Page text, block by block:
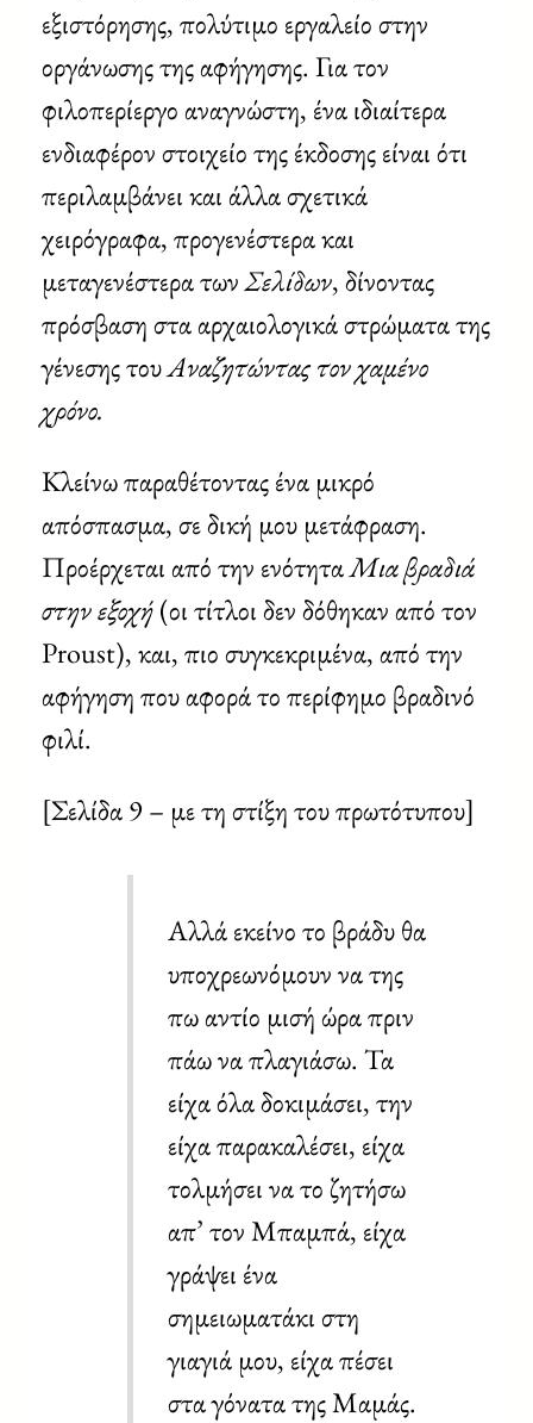
εξιστόρησης, πολύτιμο εργαλείο στην
οργάνωσης της αφήγησης. Για τον
φιλοπερίεργο αναγνώστη, ένα ιδιαίτερα
ενδιαφέρον στοιχείο της έκδοσης είναι ότι
περιλαμβάνει και άλλα σχετικά
χειρόγραφα, προγενέστερα και
μεταγενέστερα τωνΣελίδων, δίνοντας
πρόσβαση στα αρχαιολογικά στρώματα της
γένεσης τουΑναζητώντας τον χαμένο
χρόνο.
Κλείνω παραθέτοντας ένα μικρό
απόσπασμα, σε δική μου μετάφραση.
Προέρχεται από την ενότηταΜια βραδιά
στην εξοχή(οι τίτλοι δεν δόθηκαν από τον
Proust), και, πιο συγκεκριμένα, από την
αφήγηση που αφορά το περίφημο βραδινό
φιλί.
[Σελίδα 9 – με τη στίξη του πρωτότυπου]
Αλλά εκείνο το βράδυ θα
υποχρεωνόμουν να της
πω αντίο μισή ώρα πριν
πάω να πλαγιάσω. Τα
είχα όλα δοκιμάσει, την
είχα παρακαλέσει, είχα
τολμήσει να το ζητήσω
απ’ τον Μπαμπά, είχα
γράψει ένα
σημειωματάκι στη
γιαγιά μου, είχα πέσει
στα γόνατα της Mαμάς.